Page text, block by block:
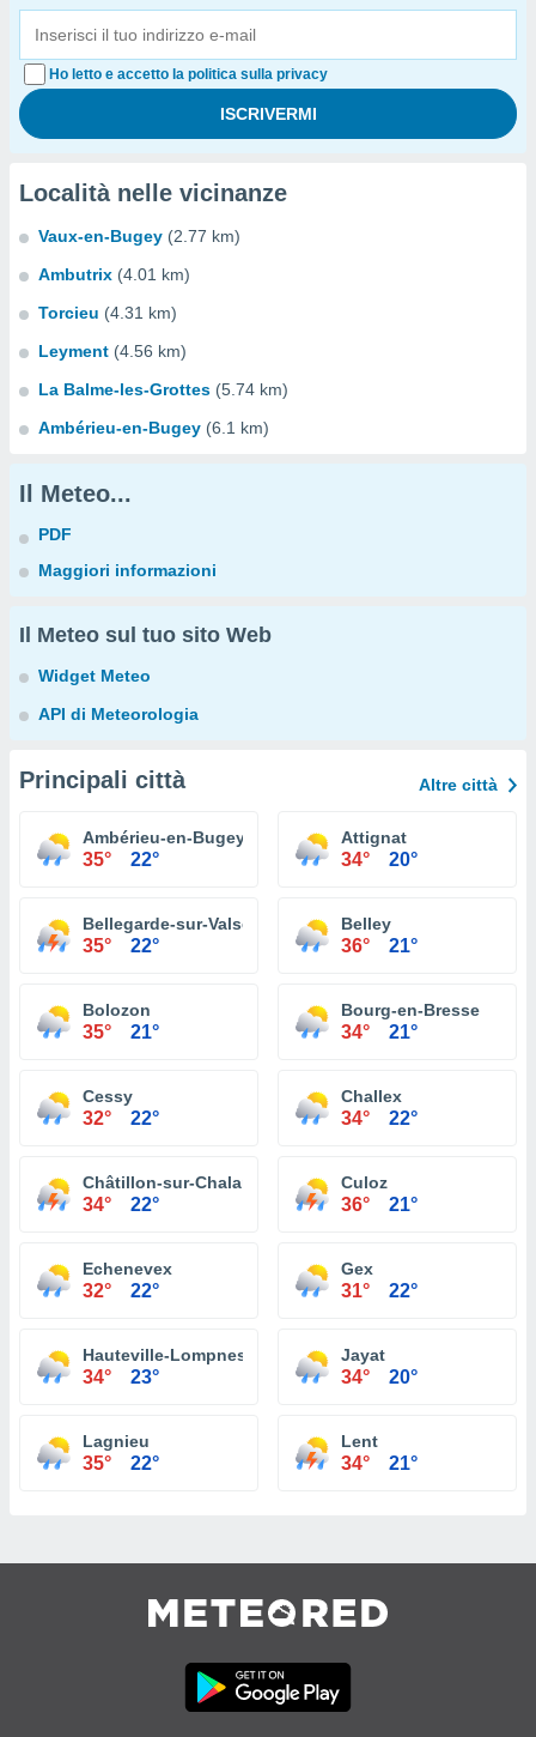
Ho letto e accetto la politica sulla privacy
Località nelle vicinanze
Vaux-en-Bugey (2.77 km)
Ambutrix (4.01 km)
Torcieu (4.31 km)
Leyment (4.56 km)
La Balme-les-Grottes (5.74 km)
Ambérieu-en-Bugey (6.1 km)
Il Meteo...
PDF
Maggiori informazioni
Il Meteo sul tuo sito Web
Widget Meteo
API di Meteorologia
Principali città Altre città
Ambérieu-en-Bugey
35° 22°
Attignat
34° 20°
Bellegarde-sur-Valserine
35° 22°
Belley
36° 21°
Bolozon
35° 21°
Bourg-en-Bresse
34° 21°
Cessy
32° 22°
Challex
34° 22°
Châtillon-sur-Chalaronne
34° 22°
Culoz
36° 21°
Echenevex
32° 22°
Gex
31° 22°
Hauteville-Lompnes
34° 23°
Jayat
34° 20°
Lagnieu
35° 22°
Lent
34° 21°